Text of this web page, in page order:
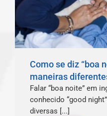
Como se diz “boa
maneiras
Falar “boa noite” em
conhecido “good
diversas [...]